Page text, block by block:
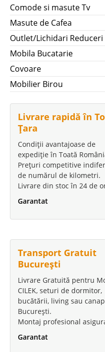
Comode si masute Tv
Masute de Cafea
Outlet/Lichidari Reduceri
Mobila Bucatarie
Covoare
Mobilier Birou
Livrare rapidă în
Țara
Condiții avantajoase de
expediție în Toată
Prețuri competitive
de numărul de kilometri.
Livrare din stoc în 24 de
Garantat
Transport Gratuit
București
Livrare Gratuită pentru
CILEK, seturi de dormitor,
bucătării, living sau
București.
Montaj profesional
Garantat